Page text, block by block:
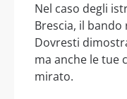
Nel caso degli
Brescia, il
Dovresti
ma anche le tue
mirato.